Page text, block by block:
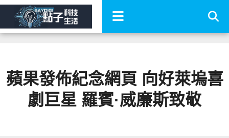
蘋果發佈紀念網頁 向好萊塢喜
劇巨星 羅賓·威廉斯致敬